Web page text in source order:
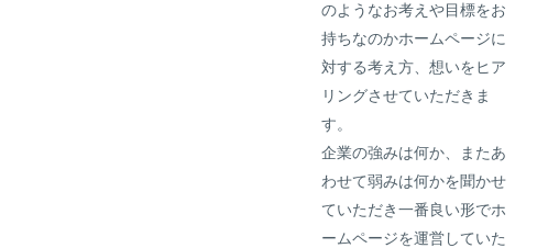
のようなお考えや目標をお
持ちなのかホームページに
対する考え方、想いをヒア
リングさせていただきま
す。
企業の強みは何か、またあ
わせて弱みは何かを聞かせ
ていただき一番良い形でホ
ームページを運営していた